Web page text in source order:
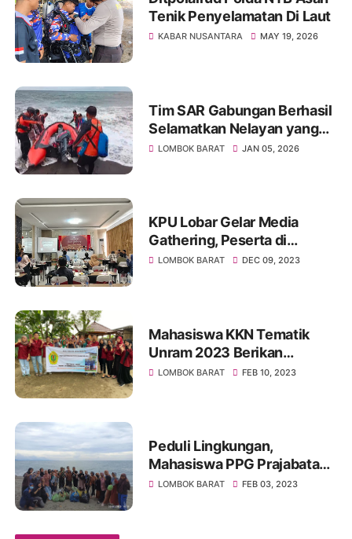
Tenik Penyelamatan Di Laut
KABAR NUSANTARA MAY 19, 2026
Tim SAR Gabungan Berhasil
Selamatkan Nelayan yang
Pingsan di Tengah Laut
LOMBOK BARAT JAN 05, 2026
KPU Lobar Gelar Media
Gathering, Peserta di
Harapkan Turut Sukseskan
LOMBOK BARAT DEC 09, 2023
Mahasiswa KKN Tematik
Unram 2023 Berikan
Penyuluhan Pemanfaatan
LOMBOK BARAT FEB 10, 2023
Peduli Lingkungan,
Mahasiswa PPG Prajabatan
UM Mataram Lakukan Aksi
LOMBOK BARAT FEB 03, 2023